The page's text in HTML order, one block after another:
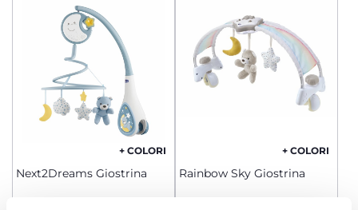
+ COLORI
Next2Dreams Giostrina
+ COLORI
Rainbow Sky Giostrina